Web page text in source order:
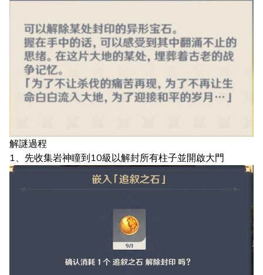
解謎過程
1、先收集岩神瞳到10級以解封所有柱子並開啟大門